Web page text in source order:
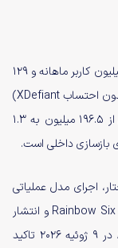
با وجود این مشکلات، شرکت موفق شد به رقم ۳۶ میلیون کاربر ماهانه و ۱۲۹
میلیون کاربر منحصر به فرد در کنسول‌ها و پی‌سی (بدون احتساب XDefiant)
دست یابد. زیان عملیاتی هم به شکل قابل توجهی از ۱۹۶.۵ میلیون به ۱.۳
بازسازی داخلی است.
اجرای مدل عملیاتی
جدید و پشتیبانی از عناوین مهم فعلی مانند Rainbow Six Siege و انتشار
بازی Assassin’s Creed Black Flag Resynced در ۹ ژوئیه ۲۰۲۶ تاکید